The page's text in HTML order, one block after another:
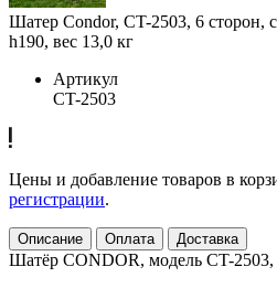
Шатер Condor, CT-2503, 6 сторон,
h190, вес 13,0 кг
Артикул
CT-2503
Цены и добавление товаров в
регистрации.
Описание Оплата Доставка
Шатёр CONDOR, модель CT-2503,